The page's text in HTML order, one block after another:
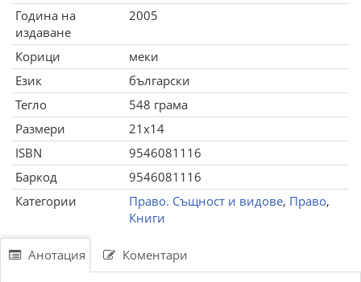
Година на
издаване
2005
Корици
меки
Език
български
Тегло
548 грама
Размери
21x14
ISBN
9546081116
Баркод
9546081116
Категории
Право. Същност и видове, Право,
Книги
Анотация Коментари